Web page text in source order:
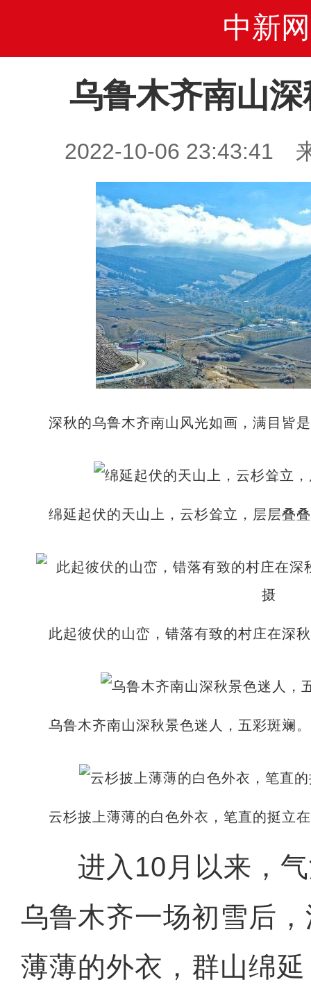
中新网
乌鲁木齐南山
2022-10-06 23:43:41
深秋的乌鲁木齐南山风光如画，满目皆
绵延起伏的天山上，云杉耸立，层层叠
此起彼伏的山峦，错落有致的村庄在深
乌鲁木齐南山深秋景色迷人，五彩斑斓
云杉披上薄薄的白色外衣，笔直的挺立
进入10月以来，气
乌鲁木齐一场初雪后
薄薄的外衣，群山绵